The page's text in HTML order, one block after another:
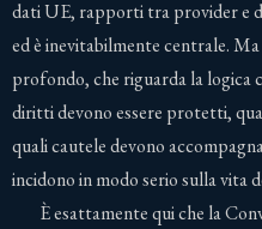
dati UE, rapporti tra provider e
ed è inevitabilmente centrale.
profondo, che riguarda la logica
diritti devono essere protetti,
quali cautele devono
incidono in modo serio sulla vita
È esattamente qui che la